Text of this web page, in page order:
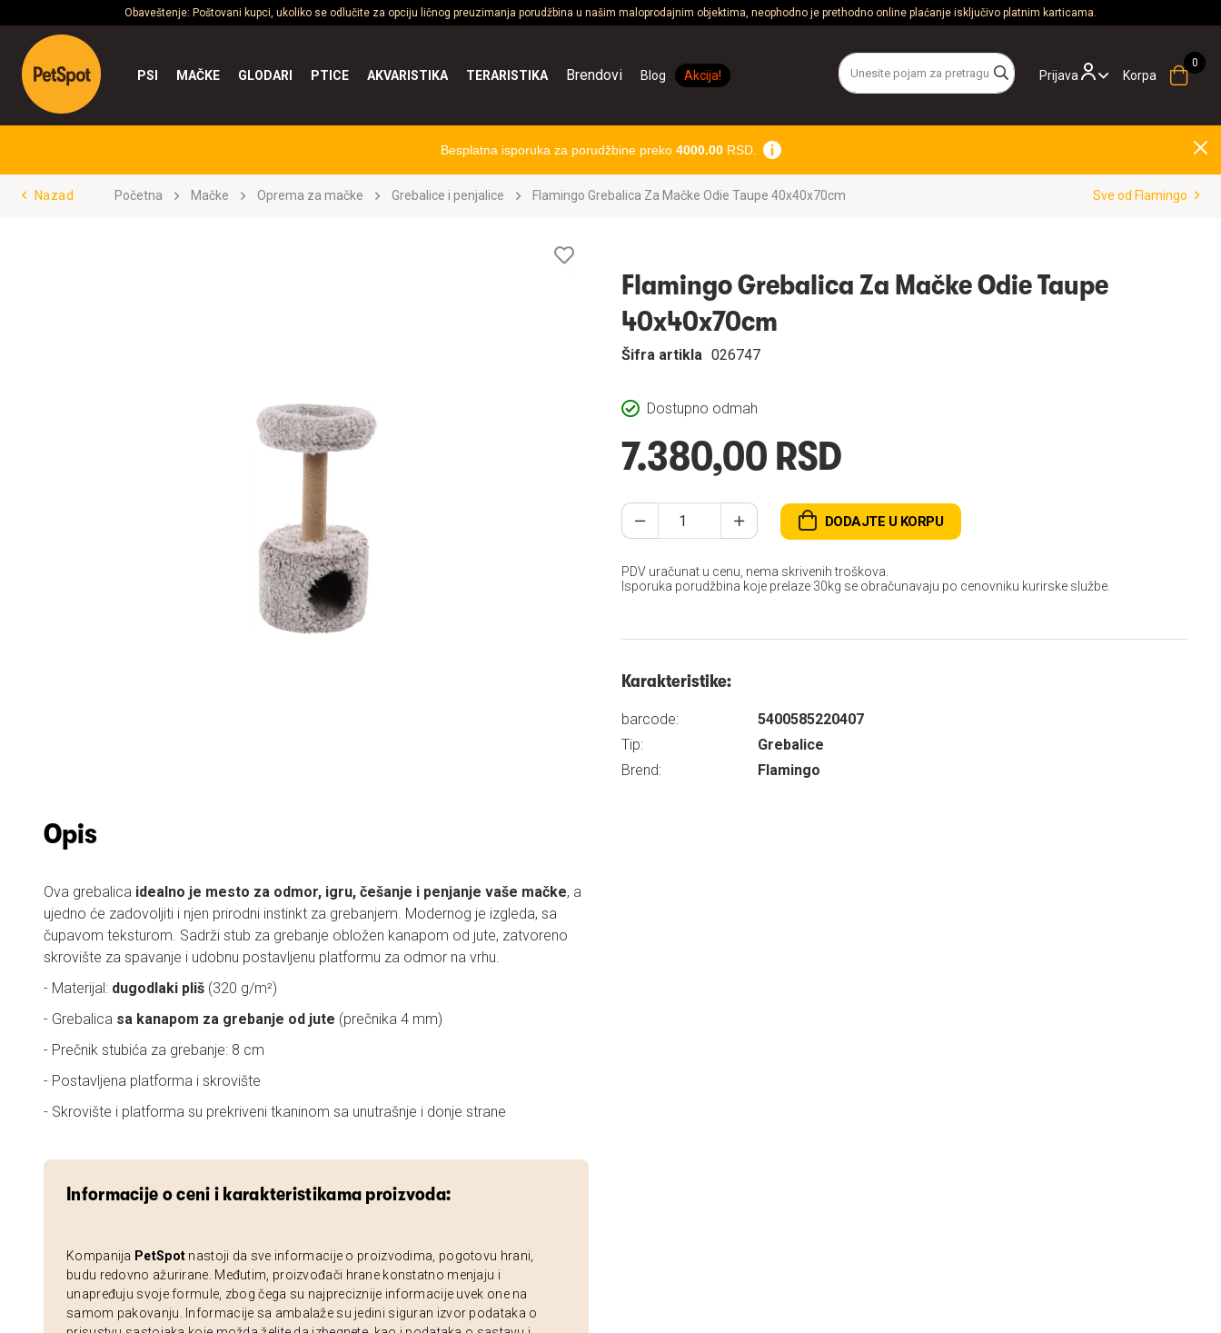
Obaveštenje: Poštovani kupci, ukoliko se odlučite za opciju ličnog preuzimanja porudžbina u našim maloprodajnim objektima, neophodno je prethodno online plaćanje isključivo platnim karticama.
Prijava
PSI MAČKE GLODARI PTICE AKVARISTIKA TERARISTIKA Brendovi Blog Akcija! Korpa
Besplatna isporuka za porudžbine preko 4000.00RSD.
Nazad Početna Mačke Oprema za mačke Grebalice i penjalice Flamingo Grebalica Za Mačke Odie Taupe 40x40x70cm Sve od Flamingo
Opis
Ova grebalica idealno je mesto za odmor, igru, češanje i penjanje vaše mačke, a
ujedno će zadovoljiti i njen prirodni instinkt za grebanjem. Modernog je izgleda, sa
čupavom teksturom. Sadrži stub za grebanje obložen kanapom od jute, zatvoreno
skrovište za spavanje i udobnu postavljenu platformu za odmor na vrhu.
- Materijal: dugodlaki pliš (320 g/m²)
- Grebalica sa kanapom za grebanje od jute (prečnika 4 mm)
- Prečnik stubića za grebanje: 8 cm
- Postavljena platforma i skrovište
- Skrovište i platforma su prekriveni tkaninom sa unutrašnje i donje strane
Informacije o ceni i karakteristikama proizvoda:
Kompanija PetSpot nastoji da sve informacije o proizvodima, pogotovu hrani,
budu redovno ažurirane. Međutim, proizvođači hrane konstatno menjaju i
unapređuju svoje formule, zbog čega su najpreciznije informacije uvek one na
samom pakovanju. Informacije sa ambalaže su jedini siguran izvor podataka o
želja
Flamingo Grebalica Za Mačke Odie Taupe
40x40x70cm
Dostupno odmah
Šifra artikla 026747
7.380,00 RSD
DODAJTE U KORPU
PDV uračunat u cenu, nema skrivenih troškova.
Isporuka porudžbina koje prelaze 30kg se obračunavaju po cenovniku kurirske službe.
Karakteristike:
barcode:
5400585220407
Tip:
Grebalice
Brend:
Flamingo